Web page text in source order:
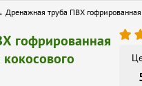
Дренажная труба ПВХ
гофрированная